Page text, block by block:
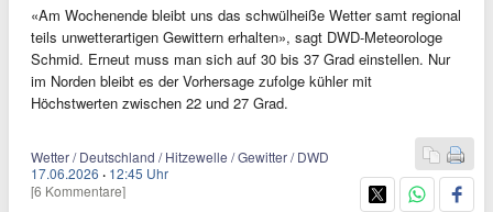
«Am Wochenende bleibt uns das schwülheiße Wetter samt regional
teils unwetterartigen Gewittern erhalten», sagt DWD-Meteorologe
Schmid. Erneut muss man sich auf 30 bis 37 Grad einstellen. Nur
im Norden bleibt es der Vorhersage zufolge kühler mit
Höchstwerten zwischen 22 und 27 Grad.
Wetter / Deutschland / Hitzewelle / Gewitter / DWD
17.06.2026 · 12:45 Uhr
[6 Kommentare]